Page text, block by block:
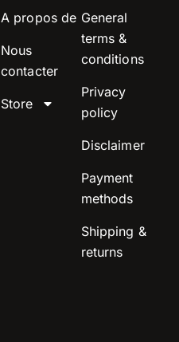
A propos de
Nous
contacter
Store
General
terms &
conditions
Privacy
policy
Disclaimer
Payment
methods
Shipping &
returns